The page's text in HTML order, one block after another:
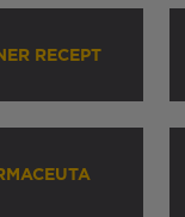
RECEPT